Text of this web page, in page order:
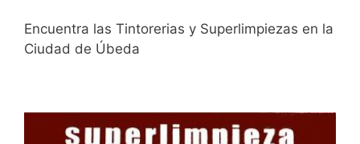
Encuentra las Tintorerias y Superlimpiezas en la
Ciudad de Úbeda